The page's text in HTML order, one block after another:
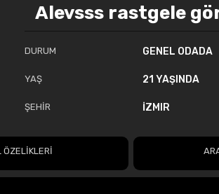
Alevsss rastgele
DURUM GENEL ODADA
YAŞ 21 YAŞINDA
ŞEHİR İZMIR
ÖZELİKLERİ